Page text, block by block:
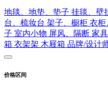
地毯、地垫、垫子 挂毯、壁
台、梳妆台 架子、橱柜 衣柜
子 室内小物 屏风、隔断 家
箱 衣架架 木屐箱 品牌/设计
价格区间